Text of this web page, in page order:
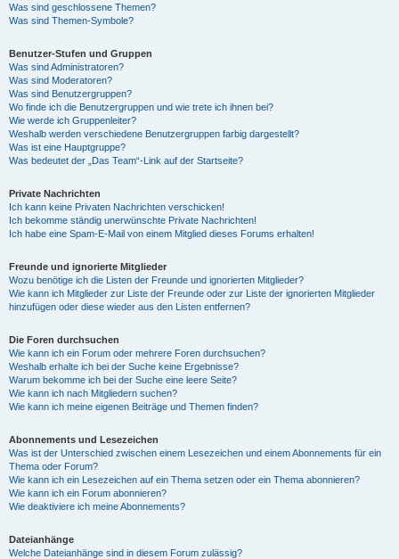
Was sind geschlossene Themen?
Was sind Themen-Symbole?
Benutzer-Stufen und Gruppen
Was sind Administratoren?
Was sind Moderatoren?
Was sind Benutzergruppen?
Wo finde ich die Benutzergruppen und wie trete ich ihnen bei?
Wie werde ich Gruppenleiter?
Weshalb werden verschiedene Benutzergruppen farbig dargestellt?
Was ist eine Hauptgruppe?
Was bedeutet der „Das Team“-Link auf der Startseite?
Private Nachrichten
Ich kann keine Privaten Nachrichten verschicken!
Ich bekomme ständig unerwünschte Private Nachrichten!
Ich habe eine Spam-E-Mail von einem Mitglied dieses Forums erhalten!
Freunde und ignorierte Mitglieder
Wozu benötige ich die Listen der Freunde und ignorierten Mitglieder?
Wie kann ich Mitglieder zur Liste der Freunde oder zur Liste der ignorierten Mitglieder
hinzufügen oder diese wieder aus den Listen entfernen?
Die Foren durchsuchen
Wie kann ich ein Forum oder mehrere Foren durchsuchen?
Weshalb erhalte ich bei der Suche keine Ergebnisse?
Warum bekomme ich bei der Suche eine leere Seite?
Wie kann ich nach Mitgliedern suchen?
Wie kann ich meine eigenen Beiträge und Themen finden?
Abonnements und Lesezeichen
Was ist der Unterschied zwischen einem Lesezeichen und einem Abonnements für ein
Thema oder Forum?
Wie kann ich ein Lesezeichen auf ein Thema setzen oder ein Thema abonnieren?
Wie kann ich ein Forum abonnieren?
Wie deaktiviere ich meine Abonnements?
Dateianhänge
Welche Dateianhänge sind in diesem Forum zulässig?